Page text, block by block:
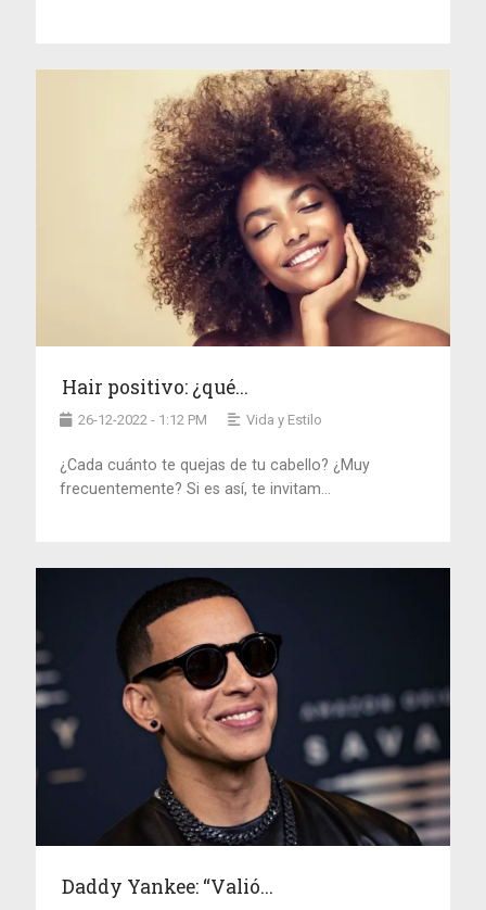
Hair positivo: ¿qué...
26-12-2022 - 1:12 PM Vida y Estilo
¿Cada cuánto te quejas de tu cabello? ¿Muy
frecuentemente? Si es así, te invitam...
Daddy Yankee: “Valió...